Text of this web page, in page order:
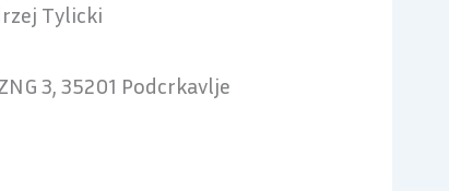
Tylicki
3, 35201 Podcrkavlje